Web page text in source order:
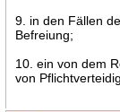
9. in den Fällen
Befreiung;
10. ein von dem
von